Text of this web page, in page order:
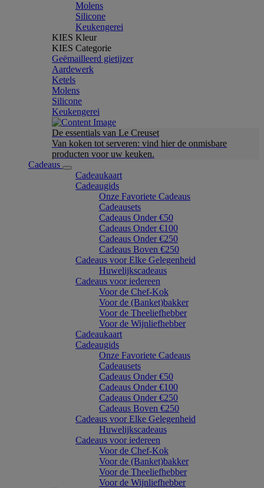
Molens
Silicone
Keukengerei
KIES Kleur
KIES Categorie
Geëmailleerd gietijzer
Aardewerk
Ketels
Molens
Silicone
Keukengerei
De essentials van Le Creuset
Van koken tot serveren: vind hier de onmisbare
producten voor uw keuken.
Cadeaus
Cadeaukaart
Cadeaugids
Onze Favoriete Cadeaus
Cadeausets
Cadeaus Onder €50
Cadeaus Onder €100
Cadeaus Onder €250
Cadeaus Boven €250
Cadeaus voor Elke Gelegenheid
Huwelijkscadeaus
Cadeaus voor iedereen
Voor de Chef-Kok
Voor de (Banket)bakker
Voor de Theeliefhebber
Voor de Wijnliefhebber
Cadeaukaart
Cadeaugids
Onze Favoriete Cadeaus
Cadeausets
Cadeaus Onder €50
Cadeaus Onder €100
Cadeaus Onder €250
Cadeaus Boven €250
Cadeaus voor Elke Gelegenheid
Huwelijkscadeaus
Cadeaus voor iedereen
Voor de Chef-Kok
Voor de (Banket)bakker
Voor de Theeliefhebber
Voor de Wijnliefhebber